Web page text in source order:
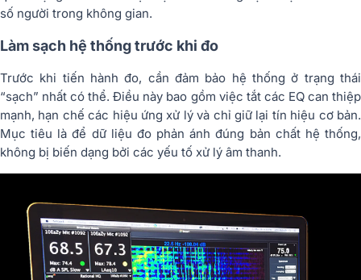
số người trong không gian.
Làm sạch hệ thống trước khi đo
Trước khi tiến hành đo, cần đảm bảo hệ thống ở trạng thái
“sạch” nhất có thể. Điều này bao gồm việc tắt các EQ can thiệp
mạnh, hạn chế các hiệu ứng xử lý và chỉ giữ lại tín hiệu cơ bản.
Mục tiêu là để dữ liệu đo phản ánh đúng bản chất hệ thống,
không bị biến dạng bởi các yếu tố xử lý âm thanh.